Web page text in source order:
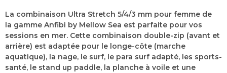
La combinaison Ultra Stretch 5/4/3 mm pour femme de
la gamme Anfibi by Mellow Sea est parfaite pour vos
sessions en mer. Cette combinaison double-zip (avant et
arrière) est adaptée pour le longe-côte (marche
aquatique), la nage, le surf, le para surf adapté, les sports-
santé, le stand up paddle, la planche à voile et une